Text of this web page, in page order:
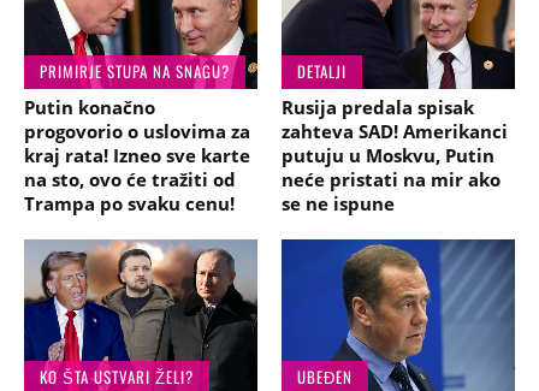
PRIMIRJE STUPA NA SNAGU?
Putin konačno
progovorio o uslovima za
kraj rata! Izneo sve karte
na sto, ovo će tražiti od
Trampa po svaku cenu!
DETALJI
Rusija predala spisak
zahteva SAD! Amerikanci
putuju u Moskvu, Putin
neće pristati na mir ako
se ne ispune
KO ŠTA USTVARI ŽELI?
UBEĐEN